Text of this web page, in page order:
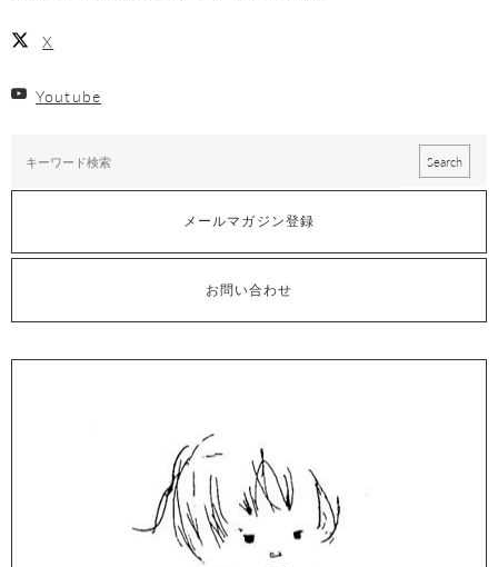
X
Youtube
メールマガジン登録
お問い合わせ